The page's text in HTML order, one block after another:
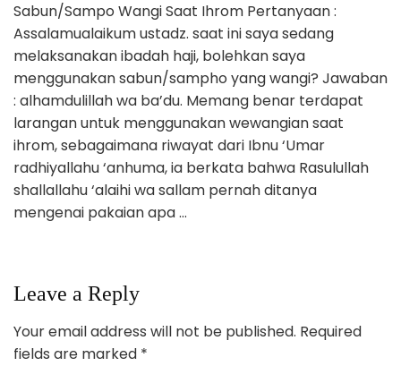
Sabun/Sampo Wangi Saat Ihrom Pertanyaan :
Assalamualaikum ustadz. saat ini saya sedang
melaksanakan ibadah haji, bolehkan saya
menggunakan sabun/sampho yang wangi? Jawaban
: alhamdulillah wa ba’du. Memang benar terdapat
larangan untuk menggunakan wewangian saat
ihrom, sebagaimana riwayat dari Ibnu ‘Umar
radhiyallahu ‘anhuma, ia berkata bahwa Rasulullah
shallallahu ‘alaihi wa sallam pernah ditanya
mengenai pakaian apa …
Leave a Reply
Your email address will not be published. Required
fields are marked *